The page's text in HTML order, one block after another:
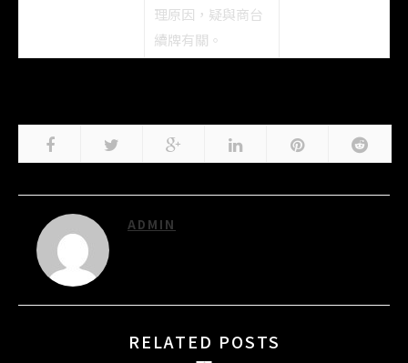
理原因，疑與商台
續牌有關。
ADMIN
RELATED POSTS